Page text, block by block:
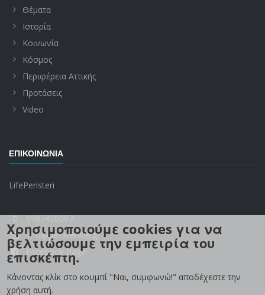
Θέματα
Ιστορία
Κοινωνία
Κόσμος
Περιφέρεια Αττικής
Προτάσεις
Video
ΕΠΙΚΟΙΝΩΝΊΑ
LifePeristeri
6987420007
info@peristerilife.gr
Facebook Page
Χρησιμοποιούμε cookies για να
βελτιώσουμε την εμπειρία του
επισκέπτη.
Κάνοντας κλίκ στο κουμπί "Ναι, συμφωνώ!" αποδέχεστε την
χρήση αυτή.